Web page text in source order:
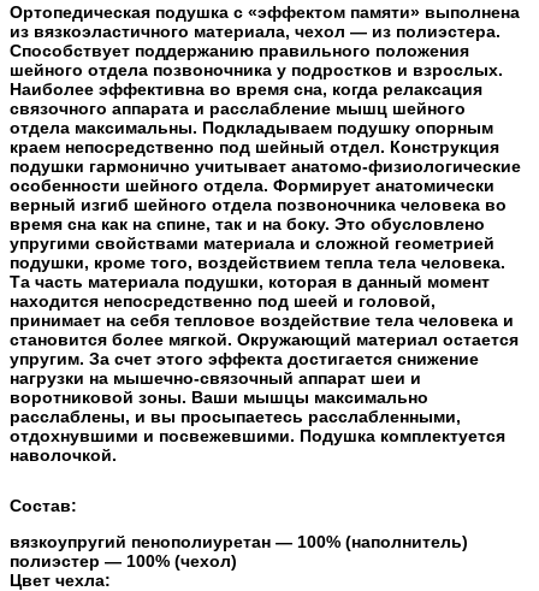
Ортопедическая подушка с «эффектом памяти» выполнена
из вязкоэластичного материала, чехол — из полиэстера.
Способствует поддержанию правильного положения
шейного отдела позвоночника у подростков и взрослых.
Наиболее эффективна во время сна, когда релаксация
связочного аппарата и расслабление мышц шейного
отдела максимальны. Подкладываем подушку опорным
краем непосредственно под шейный отдел. Конструкция
подушки гармонично учитывает анатомо-физиологические
особенности шейного отдела. Формирует анатомически
верный изгиб шейного отдела позвоночника человека во
время сна как на спине, так и на боку. Это обусловлено
упругими свойствами материала и сложной геометрией
подушки, кроме того, воздействием тепла тела человека.
Та часть материала подушки, которая в данный момент
находится непосредственно под шеей и головой,
принимает на себя тепловое воздействие тела человека и
становится более мягкой. Окружающий материал остается
упругим. За счет этого эффекта достигается снижение
нагрузки на мышечно-связочный аппарат шеи и
воротниковой зоны. Ваши мышцы максимально
расслаблены, и вы просыпаетесь расслабленными,
отдохнувшими и посвежевшими. Подушка комплектуется
наволочкой.
Состав:
вязкоупругий пенополиуретан — 100% (наполнитель)
полиэстер — 100% (чехол)
Цвет чехла: